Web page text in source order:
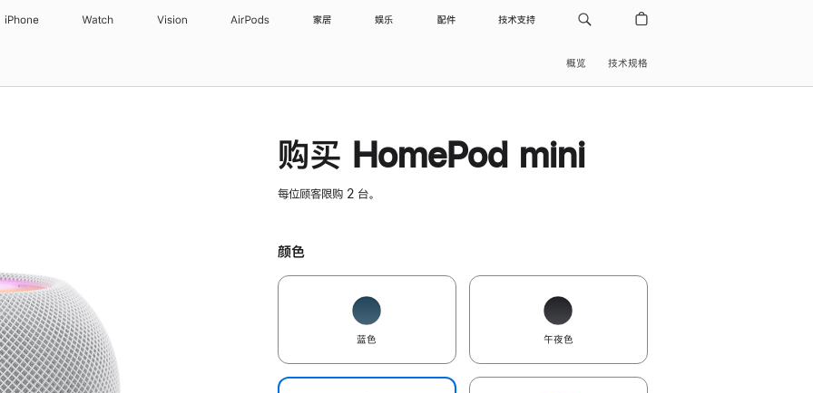
iPhone Watch Vision AirPods 家居 娱乐 配件 技术支持
概览 技术规格
购买 HomePod mini
每位顾客限购 2 台。
颜色
蓝色 午夜色